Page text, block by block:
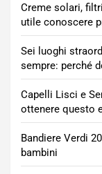
Creme solari,
utile conoscere
Sei luoghi
sempre: perché
Capelli Lisci e
ottenere questo
Bandiere Verdi
bambini